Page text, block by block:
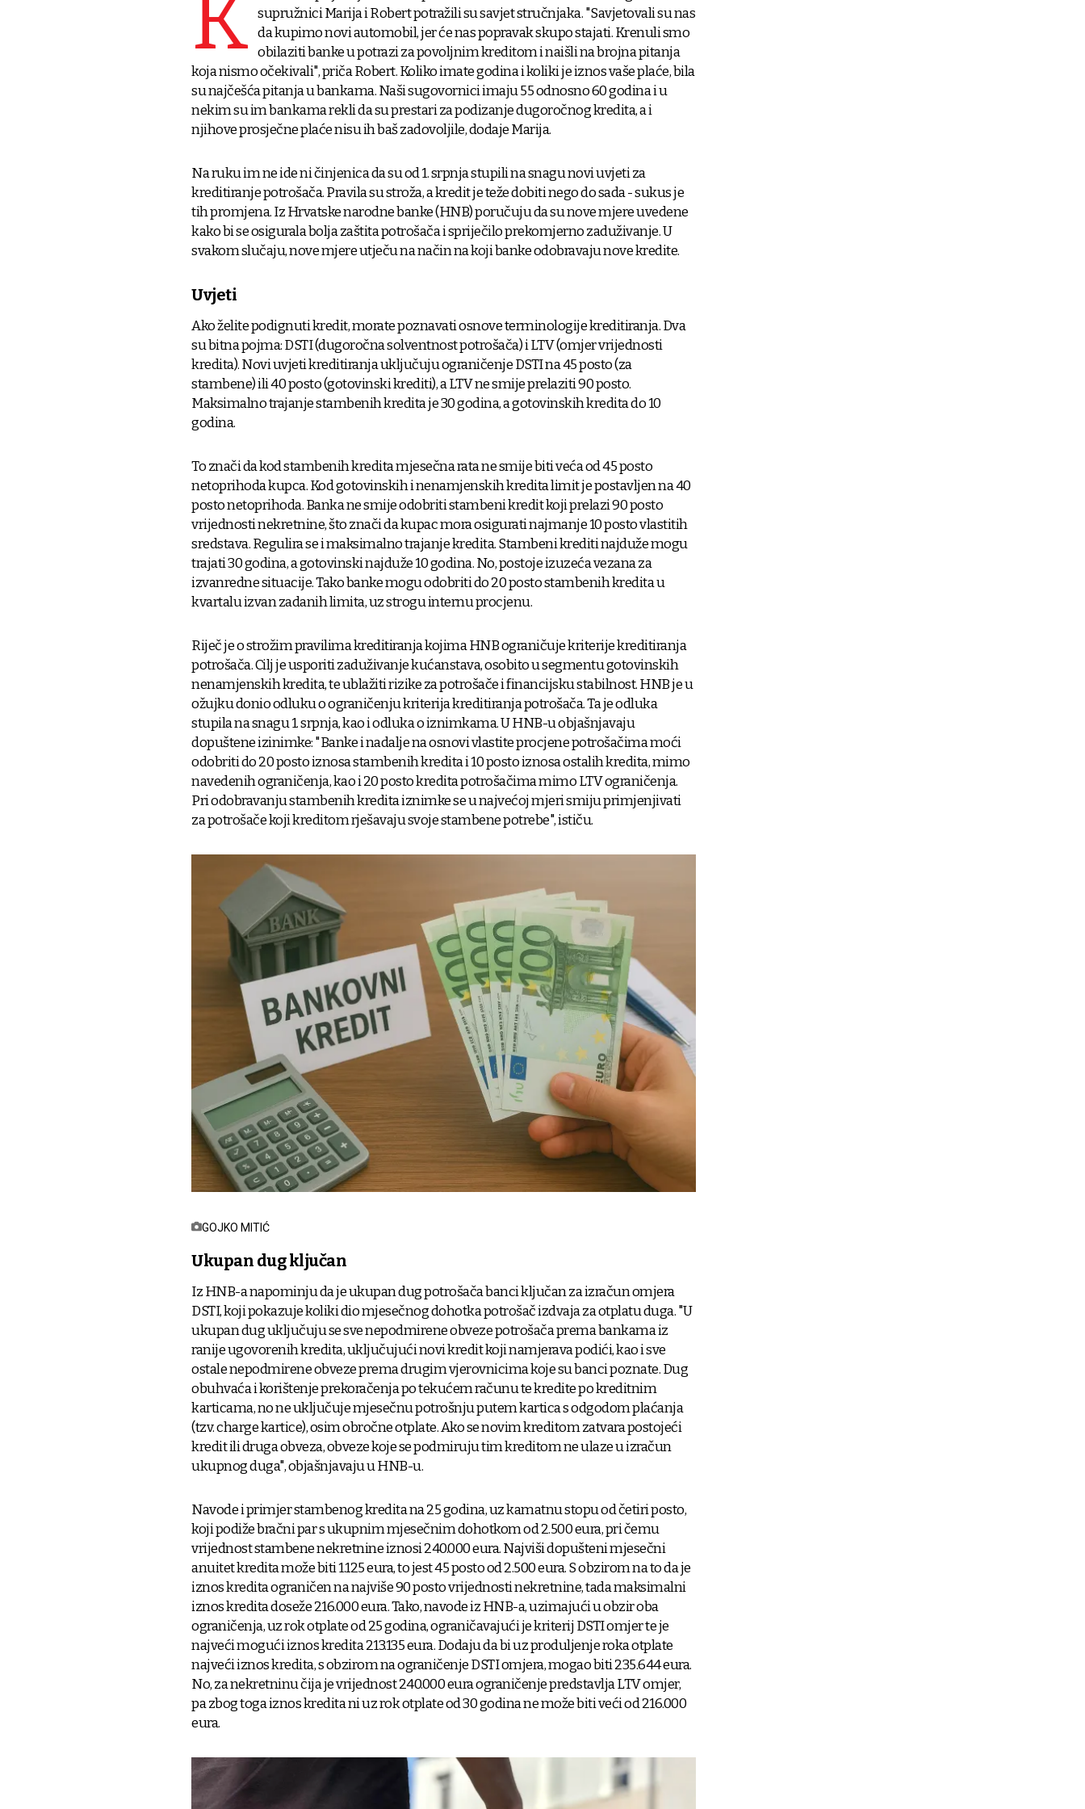
K supružnici Marija i Robert potražili su savjet stručnjaka. "Savjetovali su nas
da kupimo novi automobil, jer će nas popravak skupo stajati. Krenuli smo
obilaziti banke u potrazi za povoljnim kreditom i naišli na brojna pitanja
koja nismo očekivali", priča Robert. Koliko imate godina i koliki je iznos vaše plaće, bila
su najčešća pitanja u bankama. Naši sugovornici imaju 55 odnosno 60 godina i u
nekim su im bankama rekli da su prestari za podizanje dugoročnog kredita, a i
njihove prosječne plaće nisu ih baš zadovoljile, dodaje Marija.
Na ruku im ne ide ni činjenica da su od 1. srpnja stupili na snagu novi uvjeti za
kreditiranje potrošača. Pravila su stroža, a kredit je teže dobiti nego do sada - sukus je
tih promjena. Iz Hrvatske narodne banke (HNB) poručuju da su nove mjere uvedene
kako bi se osigurala bolja zaštita potrošača i spriječilo prekomjerno zaduživanje. U
svakom slučaju, nove mjere utječu na način na koji banke odobravaju nove kredite.
Uvjeti
Ako želite podignuti kredit, morate poznavati osnove terminologije kreditiranja. Dva
su bitna pojma: DSTI (dugoročna solventnost potrošača) i LTV (omjer vrijednosti
kredita). Novi uvjeti kreditiranja uključuju ograničenje DSTI na 45 posto (za
stambene) ili 40 posto (gotovinski krediti), a LTV ne smije prelaziti 90 posto.
Maksimalno trajanje stambenih kredita je 30 godina, a gotovinskih kredita do 10
godina.
To znači da kod stambenih kredita mjesečna rata ne smije biti veća od 45 posto
netoprihoda kupca. Kod gotovinskih i nenamjenskih kredita limit je postavljen na 40
posto netoprihoda. Banka ne smije odobriti stambeni kredit koji prelazi 90 posto
vrijednosti nekretnine, što znači da kupac mora osigurati najmanje 10 posto vlastitih
sredstava. Regulira se i maksimalno trajanje kredita. Stambeni krediti najduže mogu
trajati 30 godina, a gotovinski najduže 10 godina. No, postoje izuzeća vezana za
izvanredne situacije. Tako banke mogu odobriti do 20 posto stambenih kredita u
kvartalu izvan zadanih limita, uz strogu internu procjenu.
Riječ je o strožim pravilima kreditiranja kojima HNB ograničuje kriterije kreditiranja
potrošača. Cilj je usporiti zaduživanje kućanstava, osobito u segmentu gotovinskih
nenamjenskih kredita, te ublažiti rizike za potrošače i financijsku stabilnost. HNB je u
ožujku donio odluku o ograničenju kriterija kreditiranja potrošača. Ta je odluka
stupila na snagu 1. srpnja, kao i odluka o iznimkama. U HNB-u objašnjavaju
dopuštene izinimke: "Banke i nadalje na osnovi vlastite procjene potrošačima moći
odobriti do 20 posto iznosa stambenih kredita i 10 posto iznosa ostalih kredita, mimo
navedenih ograničenja, kao i 20 posto kredita potrošačima mimo LTV ograničenja.
Pri odobravanju stambenih kredita iznimke se u najvećoj mjeri smiju primjenjivati
za potrošače koji kreditom rješavaju svoje stambene potrebe", ističu.
GOJKO MITIĆ
Ukupan dug ključan
Iz HNB-a napominju da je ukupan dug potrošača banci ključan za izračun omjera
DSTI, koji pokazuje koliki dio mjesečnog dohotka potrošač izdvaja za otplatu duga. "U
ukupan dug uključuju se sve nepodmirene obveze potrošača prema bankama iz
ranije ugovorenih kredita, uključujući novi kredit koji namjerava podići, kao i sve
ostale nepodmirene obveze prema drugim vjerovnicima koje su banci poznate. Dug
obuhvaća i korištenje prekoračenja po tekućem računu te kredite po kreditnim
karticama, no ne uključuje mjesečnu potrošnju putem kartica s odgodom plaćanja
(tzv. charge kartice), osim obročne otplate. Ako se novim kreditom zatvara postojeći
kredit ili druga obveza, obveze koje se podmiruju tim kreditom ne ulaze u izračun
ukupnog duga", objašnjavaju u HNB-u.
Navode i primjer stambenog kredita na 25 godina, uz kamatnu stopu od četiri posto,
koji podiže bračni par s ukupnim mjesečnim dohotkom od 2.500 eura, pri čemu
vrijednost stambene nekretnine iznosi 240.000 eura. Najviši dopušteni mjesečni
anuitet kredita može biti 1.125 eura, to jest 45 posto od 2.500 eura. S obzirom na to da je
iznos kredita ograničen na najviše 90 posto vrijednosti nekretnine, tada maksimalni
iznos kredita doseže 216.000 eura. Tako, navode iz HNB-a, uzimajući u obzir oba
ograničenja, uz rok otplate od 25 godina, ograničavajući je kriterij DSTI omjer te je
najveći mogući iznos kredita 213.135 eura. Dodaju da bi uz produljenje roka otplate
najveći iznos kredita, s obzirom na ograničenje DSTI omjera, mogao biti 235.644 eura.
No, za nekretninu čija je vrijednost 240.000 eura ograničenje predstavlja LTV omjer,
pa zbog toga iznos kredita ni uz rok otplate od 30 godina ne može biti veći od 216.000
eura.